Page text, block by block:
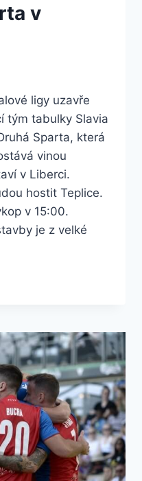
v
ligy uzavře
tým tabulky Slavia
Sparta, která
vinou
v Liberci.
hostit Teplice.
v 15:00.
je z velké